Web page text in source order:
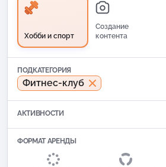
Хобби и спорт
Создание
контента
ПОДКАТЕГОРИЯ
Фитнес-клуб
АКТИВНОСТИ
ФОРМАТ АРЕНДЫ